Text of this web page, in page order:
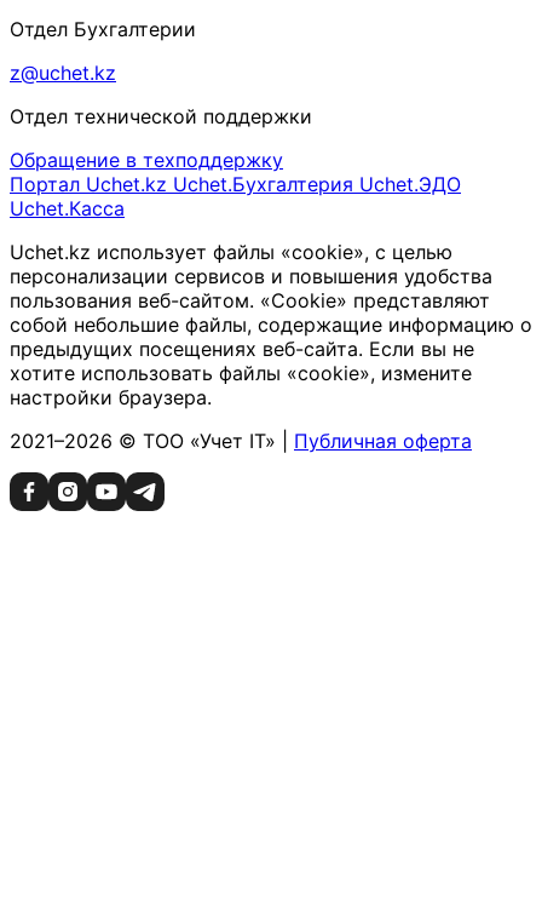
Отдел Бухгалтерии
z@uchet.kz
Отдел технической поддержки
Обращение в техподдержку
Портал Uchet.kz Uchet.Бухгалтерия Uchet.ЭДО
Uchet.Касса
Uchet.kz использует файлы «cookie», с целью
персонализации сервисов и повышения удобства
пользования веб-сайтом. «Cookie» представляют
собой небольшие файлы, содержащие информацию о
предыдущих посещениях веб-сайта. Если вы не
хотите использовать файлы «cookie», измените
настройки браузера.
2021–2026 © ТОО «Учет IT» | Публичная оферта